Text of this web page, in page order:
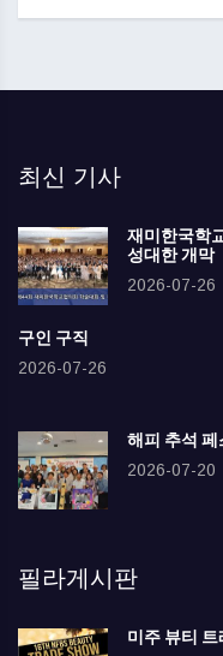
최신 기사
재미한국학
성대한 개막
2026-07-26
구인 구직
2026-07-26
해피 추석
2026-07-20
필라게시판
미주 뷰티